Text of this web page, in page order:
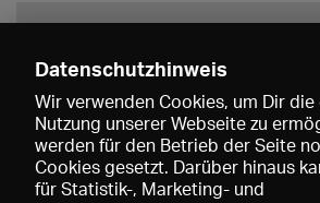
Datenschutzhinweis
Wir verwenden Cookies, um Dir
Nutzung unserer Webseite zu
werden für den Betrieb der Seite
Cookies gesetzt. Darüber hinaus
für Statistik-, Marketing- und